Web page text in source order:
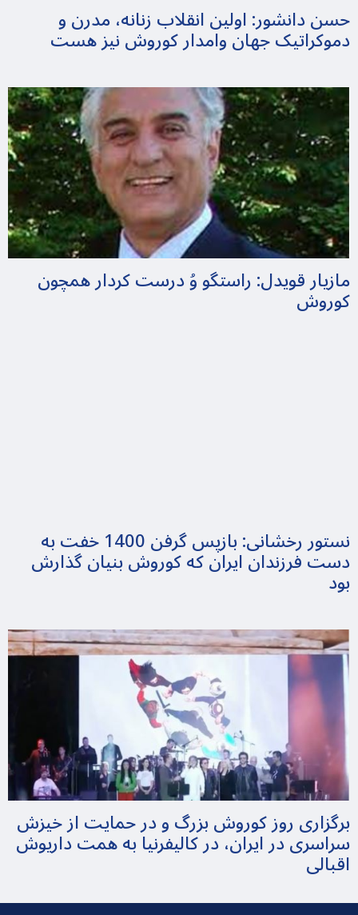
حسن دانشور: اولین انقلاب زنانه، مدرن و
دموکراتیک جهان وامدار کوروش نیز هست
مازیار قویدل: راستگو وُ درست کردار همچون
کوروش
نستور رخشانی: بازپس گرفن 1400 خفت به
دست فرزندان ایران که کوروش بنیان گذارش
بود
برگزاری روز کوروش بزرگ و در حمایت از خیزش
سراسری در ایران، در کالیفرنیا به همت داریوش
اقبالی